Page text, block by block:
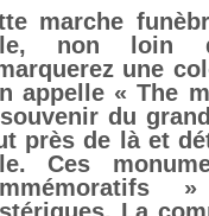
marche
non
une
appelle « The
souvenir du
près de là et
Ces